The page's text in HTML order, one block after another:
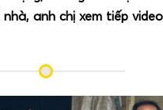
khác nhau tùy phiên
ổn định, không rung lắc.
động gió, không đặt gần
anh chị xem tiếp